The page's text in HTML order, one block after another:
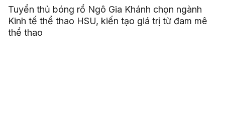
Tuyển thủ bóng rổ Ngô Gia Khánh chọn ngành
Kinh tế thể thao HSU, kiến tạo giá trị từ đam mê
thể thao